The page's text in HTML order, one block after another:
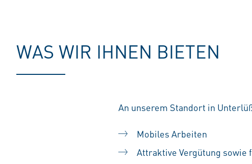
WAS WIR IHNEN BIETEN
An unserem Standort in
Mobiles Arbeiten
Attraktive Vergütung